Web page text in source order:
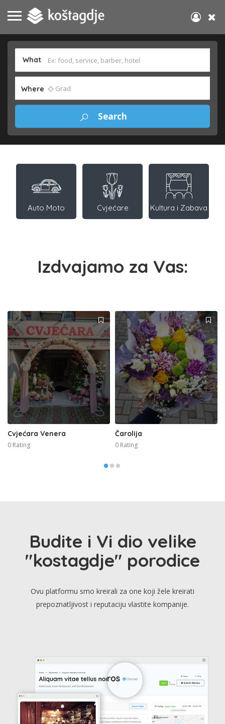
What
Where
Auto Moto Cvjećare Kultura i Zabava
Izdvajamo za Vas:
Cvjećara Venera
0 Rating
Čarolija
0 Rating
Budite i Vi dio velike
"kostagdje" porodice
Ovu platformu smo kreirali za one koji žele kreirati
prepoznatljivost i reputaciju vlastite kompanije.